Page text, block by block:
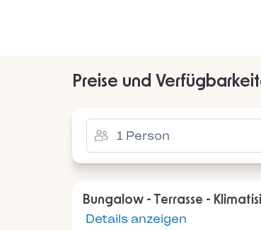
Preise und
Bungalow - Terrasse -
Details anzeigen